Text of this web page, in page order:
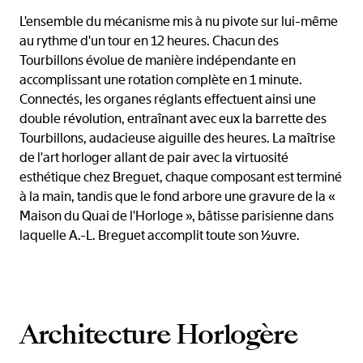
L'ensemble du mécanisme mis à nu pivote sur lui-même
au rythme d'un tour en 12 heures. Chacun des
Tourbillons évolue de manière indépendante en
accomplissant une rotation complète en 1 minute.
Connectés, les organes réglants effectuent ainsi une
double révolution, entraînant avec eux la barrette des
Tourbillons, audacieuse aiguille des heures. La maîtrise
de l'art horloger allant de pair avec la virtuosité
esthétique chez Breguet, chaque composant est terminé
à la main, tandis que le fond arbore une gravure de la «
Maison du Quai de l'Horloge », bâtisse parisienne dans
laquelle A.-L. Breguet accomplit toute son ½uvre.
Architecture Horlogère